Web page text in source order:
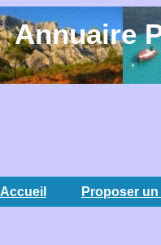
Annuaire
Accueil Proposer